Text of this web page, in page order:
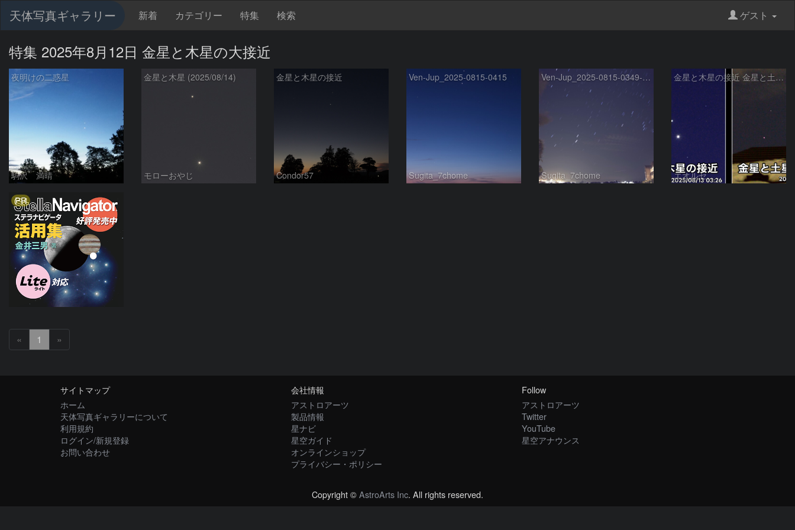
天体写真ギャラリー 新着 カテゴリー 特集 検索 ゲスト
特集 2025年8月12日 金星と木星の大接近
夜明けの二惑星
駒沢 満晴
金星と木星 (2025/08/14)
モローおやじ
金星と木星の接近
Condor57
Ven-Jup_2025-0815-0415
Sugita_7chome
Ven-Jup_2025-0815-0349-0356
Sugita_7chome
金星と木星の接近 金星と土星の接近
エオルセ
PR
« 1 »
サイトマップ
ホーム
天体写真ギャラリーについて
利用規約
ログイン/新規登録
お問い合わせ
会社情報
アストロアーツ
製品情報
星ナビ
星空ガイド
オンラインショップ
プライバシー・ポリシー
Follow
アストロアーツ
Twitter
YouTube
星空アナウンス
Copyright ©AstroArts Inc. All rights reserved.